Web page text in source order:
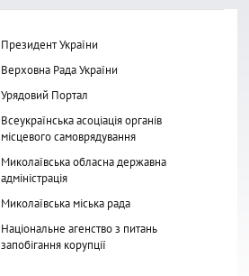
Президент України
Верховна Рада України
Урядовий Портал
Всеукраїнська асоціація органів
місцевого самоврядування
Миколаївська обласна державна
адміністрація
Миколаївська міська рада
Національне агенство з питань
запобігання корупції